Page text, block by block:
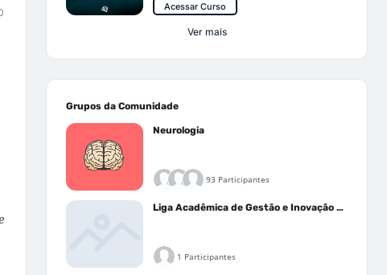
Acessar Curso
Ver mais
Grupos da Comunidade
Neurologia
93 Participantes
Liga Acadêmica de Gestão e Inovação Médica - LAGIM
1 Participantes